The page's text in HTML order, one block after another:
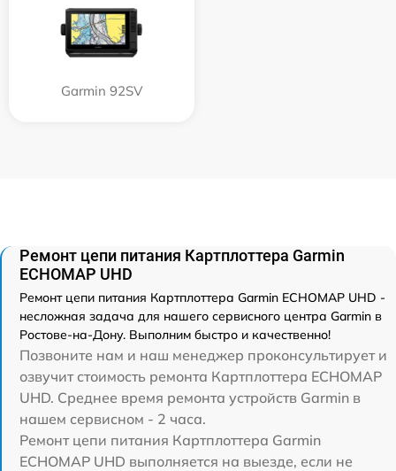
Garmin 92SV
Ремонт цепи питания Картплоттера Garmin
ECHOMAP UHD
Ремонт цепи питания Картплоттера Garmin ECHOMAP UHD -
несложная задача для нашего сервисного центра Garmin в
Ростове-на-Дону. Выполним быстро и качественно!
Позвоните нам и наш менеджер проконсультирует и
озвучит стоимость ремонта Картплоттера ECHOMAP
UHD. Среднее время ремонта устройств Garmin в
нашем сервисном - 2 часа.
Ремонт цепи питания Картплоттера Garmin
ECHOMAP UHD выполняется на выезде, если не